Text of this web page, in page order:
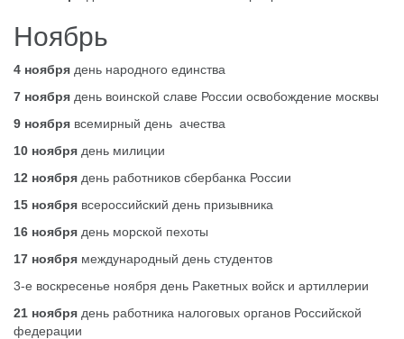
Ноябрь
4 ноября день народного единства
7 ноября день воинской славе России освобождение москвы
9 ноября всемирный день ачества
10 ноября день милиции
12 ноября день работников сбербанка России
15 ноября всероссийский день призывника
16 ноября день морской пехоты
17 ноября международный день студентов
3-е воскресенье ноября день Ракетных войск и артиллерии
21 ноября день работника налоговых органов Российской
федерации